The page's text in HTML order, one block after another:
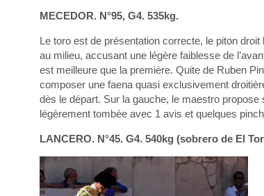
MECEDOR. N°95, G4. 535kg.
Le toro est de présentation correcte, le piton
au milieu, accusant une légère faiblesse de
est meilleure que la première. Quite de Ruben
composer une faena quasi exclusivement
dès le départ. Sur la gauche, le maestro
légèrement tombée avec 1 avis et quelques
LANCERO. N°45. G4. 540kg (sobrero de El